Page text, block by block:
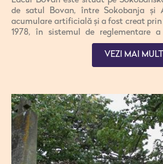
de satul Bovan, între Sokobanja și
acumulare artificială și a fost creat
1978, în sistemul de reglementare
hidrocentralei Djerpap. Lacul are o
mare lățime este de 500m, iar
Este foarte bogat în pește și este cel
rulote, excursioniști și înotători. Acest
plajă, iar cea mai mare și mai vizitată
VEZI MAI MULT